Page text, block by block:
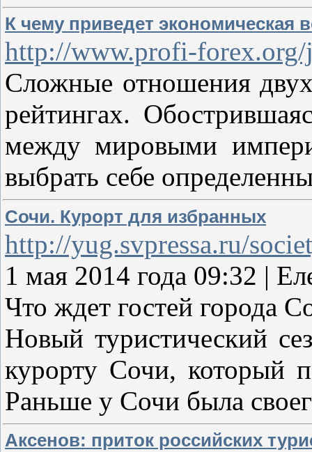
К чему приведет экономическая
http://www.profi-forex.org/
Сложные отношения
рейтингах.
между мировыми
выбрать себе
Сочи. Курорт для избранных
http://yug.svpressa.ru/
1 мая 2014 года 09:32 |
Что ждет гостей города
Новый туристический
курорту Сочи, который
Раньше у Сочи была
Аксенов: приток российских